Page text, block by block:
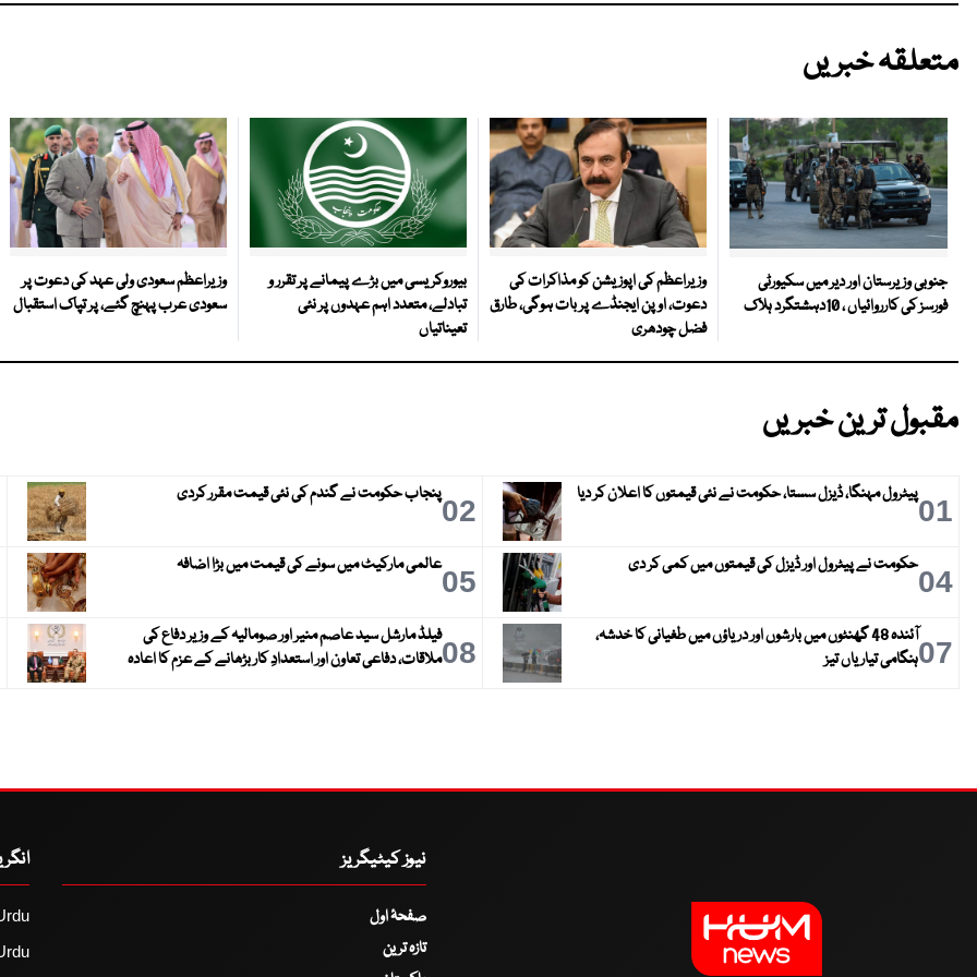
متعلقہ خبریں
جنوبی وزیرستان اور دیر میں سکیورٹی
فورسز کی کارروائیاں ، 10دہشتگرد ہلاک
وزیراعظم کی اپوزیشن کو مذاکرات کی
دعوت، اوپن ایجنڈے پر بات ہوگی، طارق
فضل چودھری
بیوروکریسی میں بڑے پیمانے پر تقرر و
تبادلے، متعدد اہم عہدوں پر نئی
تعیناتیاں
وزیراعظم سعودی ولی عہد کی دعوت پر
سعودی عرب پہنچ گئے، پر تپاک استقبال
مقبول ترین خبریں
01پیٹرول مہنگا، ڈیزل سستا، حکومت نے نئی قیمتوں کا اعلان کر دیا 02پنجاب حکومت نے گندم کی نئی قیمت مقرر کردی
04حکومت نے پیٹرول اور ڈیزل کی قیمتوں میں کمی کر دی 05عالمی مارکیٹ میں سونے کی قیمت میں بڑا اضافہ
07
آئندہ 48 گھنٹوں میں بارشوں اور دریاؤں میں طغیانی کا خدشہ،
ہنگامی تیاریاں تیز
08فیلڈ مارشل سید عاصم منیر اور صومالیہ کے وزیر دفاع کی
ملاقات، دفاعی تعاون اور استعدادِ کار بڑھانے کے عزم کا اعادہ
نیوز کیٹیگریز
صفحۂ اول
تازہ ترین